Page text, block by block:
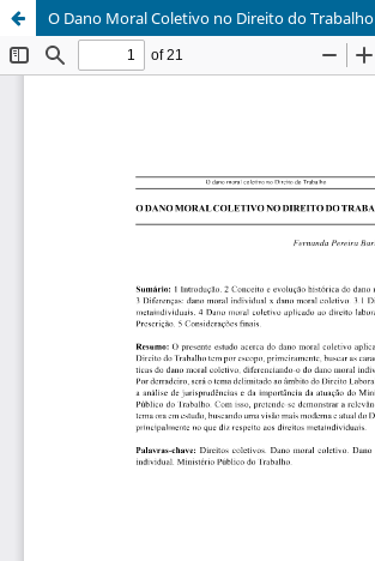
O Dano Moral Coletivo no Direito do Trabalho